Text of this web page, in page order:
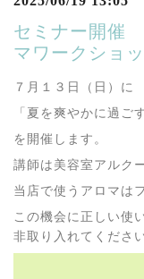
セミナー開催
マワークショッ
７月１３日（日）に
「夏を爽やかに過ご
を開催します。
講師は美容室アルク
当店で使うアロマは
この機会に正しい使
非取り入れてください